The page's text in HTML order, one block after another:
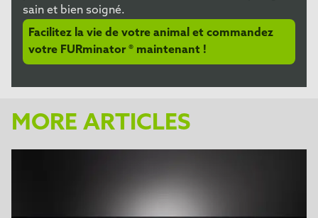
sain et bien soigné.
Facilitez la vie de votre animal et commandez
votre FURminator ® maintenant !
MORE ARTICLES